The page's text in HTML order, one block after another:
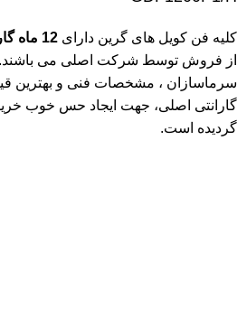
کلیه فن کویل های گرین دارای 12 ماه گارانتی و 10 سال خدمات
از فروش توسط شرکت اصلی می
سرماسازان ، مشخصات فنی و بهترین
گارانتی اصلی، جهت ایجاد حس خوب خرید
گردیده است.